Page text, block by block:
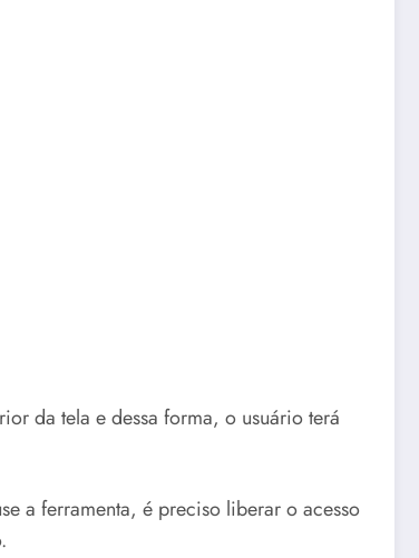
da tela e dessa forma, o usuário terá
a ferramenta, é preciso liberar o acesso